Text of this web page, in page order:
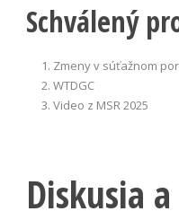
Schválený
Zmeny v súťažnom
WTDGC
Video z MSR 2025
Diskusia